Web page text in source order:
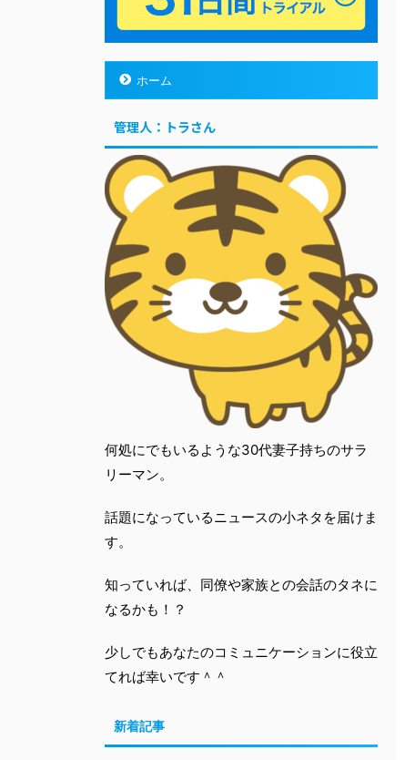
ホーム
管理人：トラさん
何処にでもいるような30代妻子持ちのサラ
リーマン。
話題になっているニュースの小ネタを届けま
す。
知っていれば、同僚や家族との会話のタネに
なるかも！？
少しでもあなたのコミュニケーションに役立
てれば幸いです＾＾
新着記事